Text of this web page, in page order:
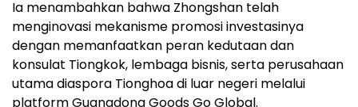
Ia menambahkan bahwa Zhongshan telah
menginovasi mekanisme promosi investasinya
dengan memanfaatkan peran kedutaan dan
konsulat Tiongkok, lembaga bisnis, serta perusahaan
utama diaspora Tionghoa di luar negeri melalui
platform Guangdong Goods Go Global.